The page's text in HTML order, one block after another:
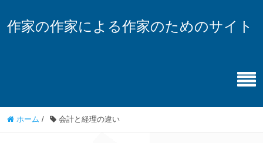
作家の作家による作家のためのサイト
ホーム / 会計と経理の違い